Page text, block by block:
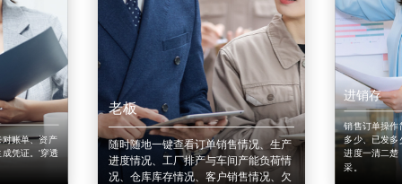
账单、资产
凭证。'穿透
老板
随时随地一键查看订单销售情况、生产
进度情况、工厂排产与车间产能负荷情
况、仓库库存情况、客户销售情况、欠
进销存
销售订单操作
多少、已发多
进度一清二楚
采。